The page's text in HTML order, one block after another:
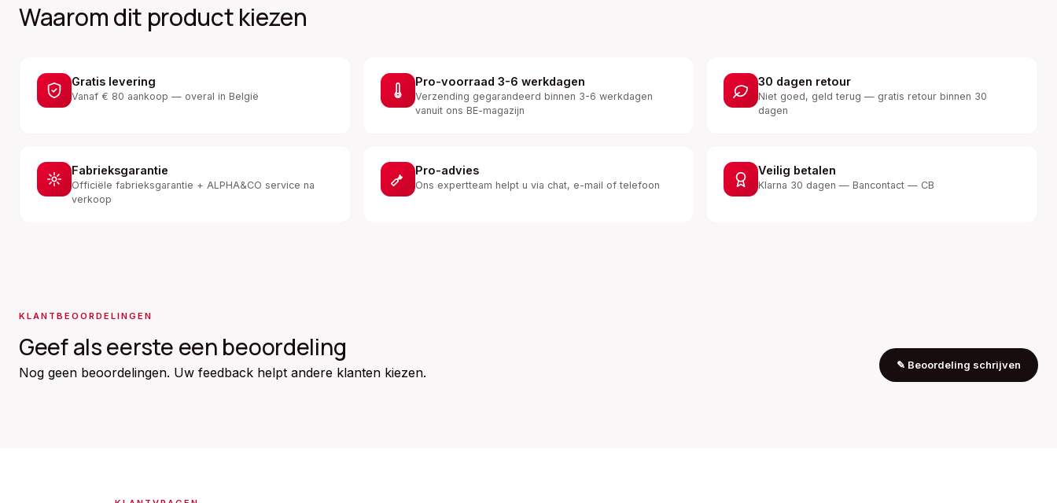
Waarom dit product kiezen
Gratis levering
Vanaf € 80 aankoop — overal in België
Pro-voorraad 3-6 werkdagen
Verzending gegarandeerd binnen 3-6 werkdagen
vanuit ons BE-magazijn
30 dagen retour
Niet goed, geld terug — gratis retour binnen 30
dagen
Fabrieksgarantie
Officiële fabrieksgarantie + ALPHA&CO service na
verkoop
Pro-advies
Ons expertteam helpt u via chat, e-mail of telefoon
Veilig betalen
Klarna 30 dagen — Bancontact — CB
KLANTBEOORDELINGEN
Geef als eerste een beoordeling
Nog geen beoordelingen. Uw feedback helpt andere klanten kiezen. ✎ Beoordeling schrijven